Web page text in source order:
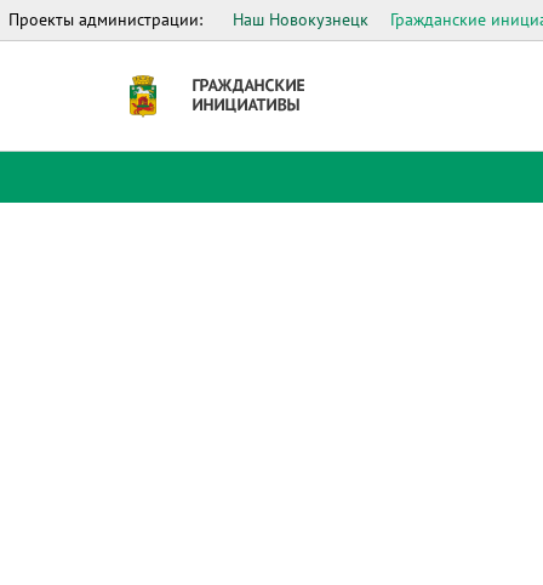
Проекты администрации: Наш Новокузнецк Гражданские